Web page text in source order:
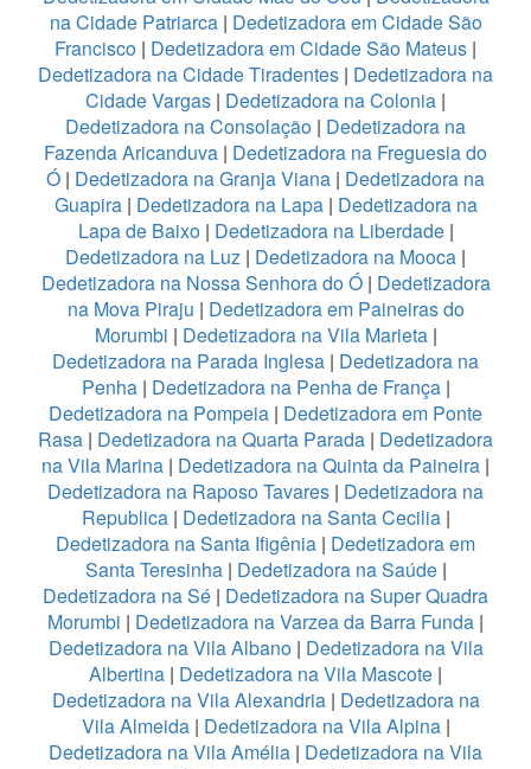
na Cidade Patriarca| Dedetizadora em Cidade São
Francisco | Dedetizadora em Cidade São Mateus |
Dedetizadora na Cidade Tiradentes | Dedetizadora na
Cidade Vargas | Dedetizadora na Colonia |
Dedetizadora na Consolação | Dedetizadora na
Fazenda Aricanduva | Dedetizadora na Freguesia do
Ó | Dedetizadora na Granja Viana | Dedetizadora na
Guapira| Dedetizadora na Lapa| Dedetizadora na
Lapa de Baixo | Dedetizadora na Liberdade |
Dedetizadora na Luz | Dedetizadora na Mooca |
Dedetizadora na Nossa Senhora do Ó| Dedetizadora
na Mova Piraju | Dedetizadora em Paineiras do
Morumbi | Dedetizadora na Vila Marieta|
Dedetizadora na Parada Inglesa | Dedetizadora na
Penha| Dedetizadora na Penha de França |
Dedetizadora na Pompeia | Dedetizadora em Ponte
Rasa | Dedetizadora na Quarta Parada | Dedetizadora
na Vila Marina | Dedetizadora na Quinta da Paineira |
Dedetizadora na Raposo Tavares | Dedetizadora na
Republica| Dedetizadora na Santa Cecilia|
Dedetizadora na Santa Ifigênia | Dedetizadora em
Santa Teresinha| Dedetizadora na Saúde|
Dedetizadora na Sé | Dedetizadora na Super Quadra
Morumbi | Dedetizadora na Varzea da Barra Funda |
Dedetizadora na Vila Albano| Dedetizadora na Vila
Albertina | Dedetizadora na Vila Mascote |
Dedetizadora na Vila Alexandria| Dedetizadora na
Vila Almeida | Dedetizadora na Vila Alpina |
Dedetizadora na Vila Amélia | Dedetizadora na Vila